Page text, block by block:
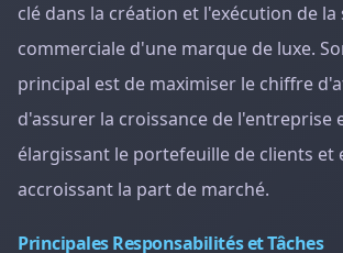
clé dans la création et l'exécution de
commerciale d'une marque de luxe.
principal est de maximiser le chiffre
d'assurer la croissance de l'entreprise
élargissant le portefeuille de clients et
accroissant la part de marché.
Principales Responsabilités et Tâches